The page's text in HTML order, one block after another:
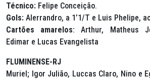
Técnico: Felipe Conceição.
Gols: Alerrandro, a 1’1/T e Luis Phelipe,
Cartões amarelos: Arthur, Matheus
Edimar e Lucas Evangelista
FLUMINENSE-RJ
Muriel; Igor Julião, Luccas Claro, Nino e